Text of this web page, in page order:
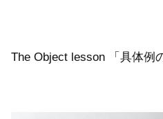
The Object lesson 「具体